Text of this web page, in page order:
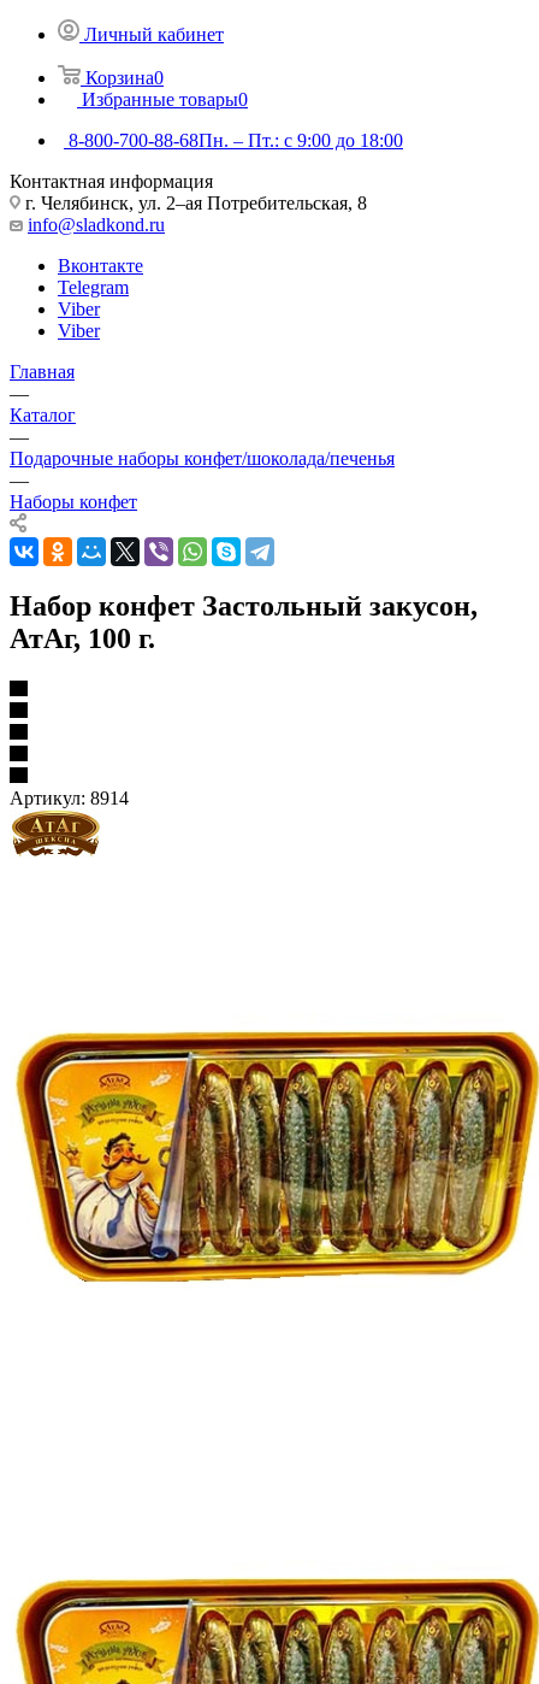
Личный кабинет
Корзина0
Избранные товары0
8-800-700-88-68Пн. – Пт.: с 9:00 до 18:00
Контактная информация
г. Челябинск, ул. 2–ая Потребительская, 8
info@sladkond.ru
Вконтакте
Telegram
Viber
Viber
Главная
—
Каталог
—
Подарочные наборы конфет/шоколада/печенья
—
Наборы конфет
Набор конфет Застольный закусон,
АтАг, 100 г.
Артикул: 8914